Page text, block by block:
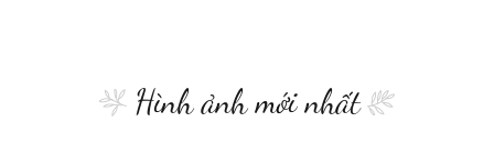
Hình ảnh mới nhất